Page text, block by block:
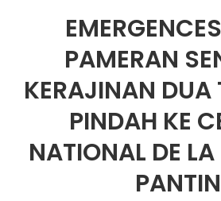
PAMERAN
KERAJINAN DUA
PINDAH KE
NATIONAL DE
PANTIN